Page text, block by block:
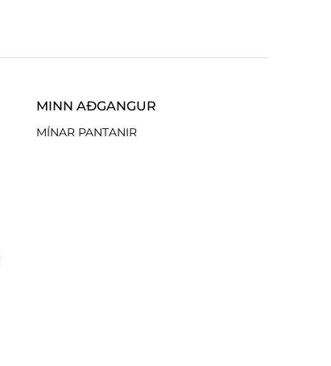
MINN AÐGANGUR
MÍNAR PANTANIR